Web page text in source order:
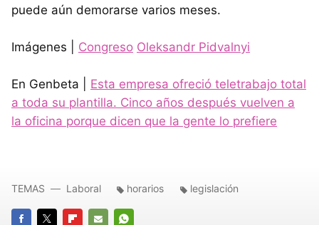
puede aún demorarse varios meses.
Imágenes | Congreso Oleksandr Pidvalnyi
En Genbeta | Esta empresa ofreció teletrabajo total
a toda su plantilla. Cinco años después vuelven a
la oficina porque dicen que la gente lo prefiere
TEMAS Laboral horarios legislación